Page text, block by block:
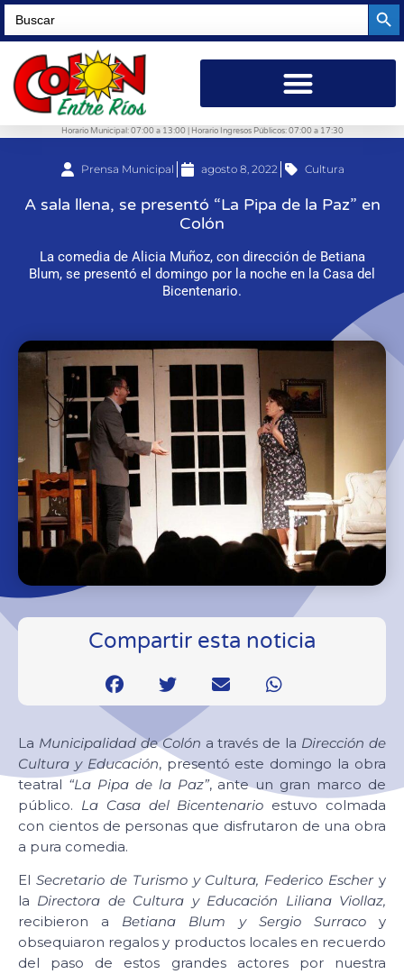
Search
for:
Horario Municipal: 07:00 a 13:00 | Horario Ingresos Públicos: 07:00 a 17:30
Prensa Municipal agosto 8, 2022 Cultura
A sala llena, se presentó “La Pipa de la Paz” en
Colón
La comedia de Alicia Muñoz, con dirección de Betiana
Blum, se presentó el domingo por la noche en la Casa del
Bicentenario.
Compartir esta noticia
La Municipalidad de Colón a través de la Dirección de
Cultura y Educación, presentó este domingo la obra
teatral “La Pipa de la Paz”, ante un gran marco de
público. La Casa del Bicentenario estuvo colmada
con cientos de personas que disfrutaron de una obra
a pura comedia.
El Secretario de Turismo y Cultura, Federico Eschery
la Directora de Cultura y Educación Liliana Viollaz,
recibieron a Betiana Blum y Sergio Surracoy
obsequiaron regalos y productos locales en recuerdo
del paso de estos grandes actores por nuestra